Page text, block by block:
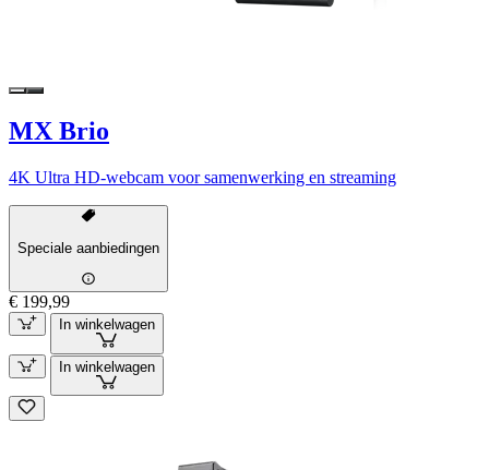
MX Brio
4K Ultra HD-webcam voor samenwerking en streaming
Speciale aanbiedingen
€ 199,99
In winkelwagen
In winkelwagen